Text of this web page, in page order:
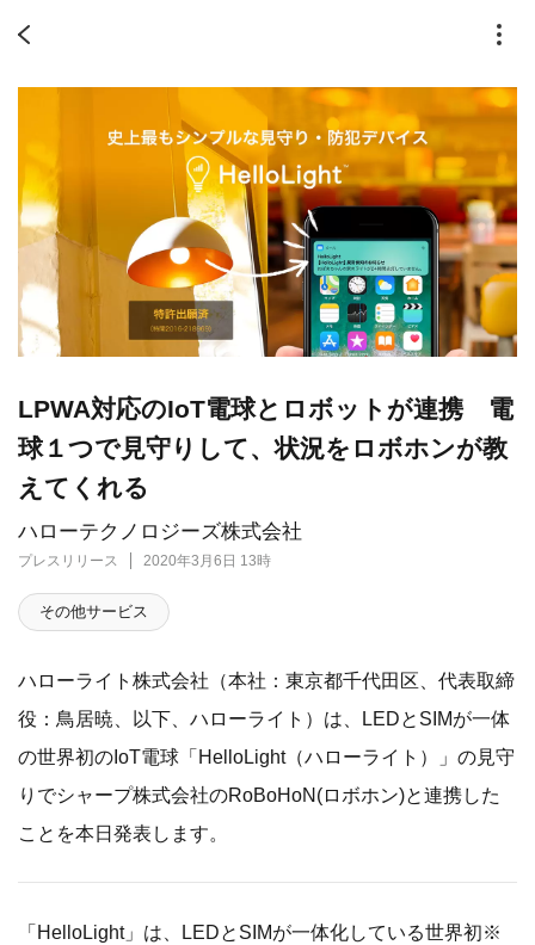
ハローテクノロジーズ株式会社
プレスリリース 2020年3月6日 13時
LPWA対応のIoT電球とロボットが連携 電
球１つで見守りして、状況をロボホンが教
えてくれる
その他サービス
ハローライト株式会社（本社：東京都千代田区、代表取締
役：鳥居暁、以下、ハローライト）は、LEDとSIMが一体
の世界初のIoT電球「HelloLight（ハローライト）」の見守
りでシャープ株式会社のRoBoHoN(ロボホン)と連携した
ことを本日発表します。
「HelloLight」は、LEDとSIMが一体化している世界初※